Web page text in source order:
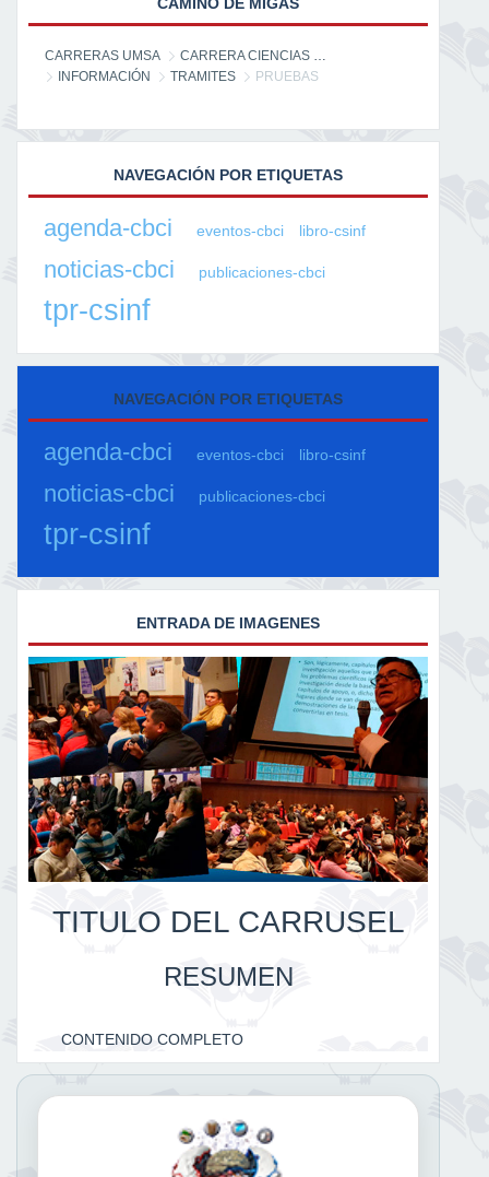
CARRERAS UMSA
CARRERA CIENCIAS DE LA INFORMACIÓN
INFORMACIÓN
TRAMITES PRUEBAS
NAVEGACIÓN POR ETIQUETAS
agenda-cbci eventos-cbci libro-csinf
noticias-cbci publicaciones-cbci
tpr-csinf
NAVEGACIÓN POR ETIQUETAS
agenda-cbci eventos-cbci libro-csinf
noticias-cbci publicaciones-cbci
tpr-csinf
ENTRADA DE IMAGENES
TITULO DEL CARRUSEL
RESUMEN
CONTENIDO COMPLETO